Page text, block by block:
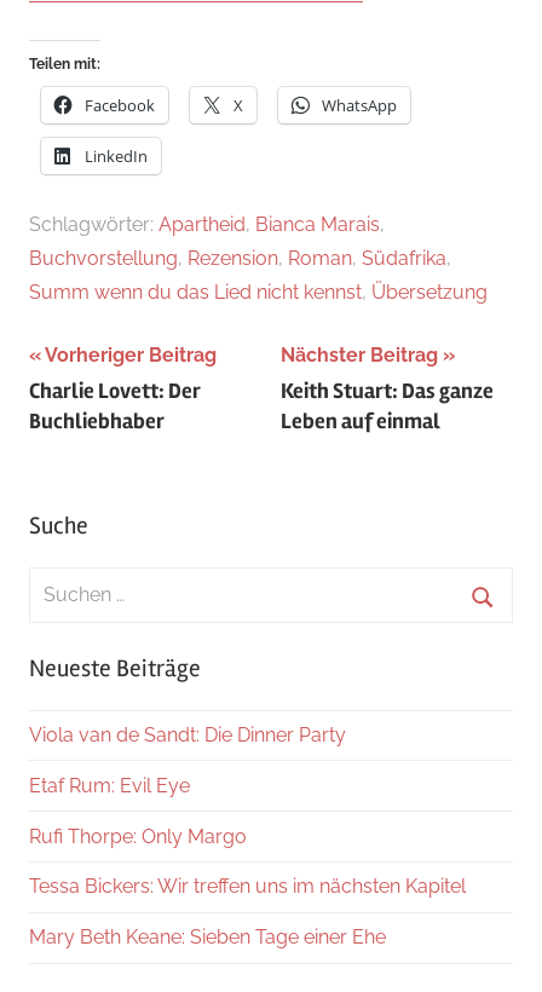
Teilen mit:
Facebook X WhatsApp
LinkedIn
Schlagwörter: Apartheid, Bianca Marais,
Buchvorstellung, Rezension, Roman, Südafrika,
Summ wenn du das Lied nicht kennst, Übersetzung
Beitragsnavigation
Vorheriger Beitrag
Charlie Lovett: Der
Buchliebhaber
Nächster Beitrag
Keith Stuart: Das ganze
Leben auf einmal
Suche
Suchen
Neueste Beiträge
Viola van de Sandt: Die Dinner Party
Etaf Rum: Evil Eye
Rufi Thorpe: Only Margo
Tessa Bickers: Wir treffen uns im nächsten Kapitel
Mary Beth Keane: Sieben Tage einer Ehe